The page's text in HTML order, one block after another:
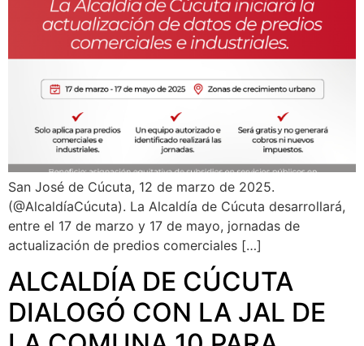
San José de Cúcuta, 12 de marzo de 2025.
(@AlcaldíaCúcuta). La Alcaldía de Cúcuta desarrollará,
entre el 17 de marzo y 17 de mayo, jornadas de
actualización de predios comerciales […]
ALCALDÍA DE CÚCUTA
DIALOGÓ CON LA JAL DE